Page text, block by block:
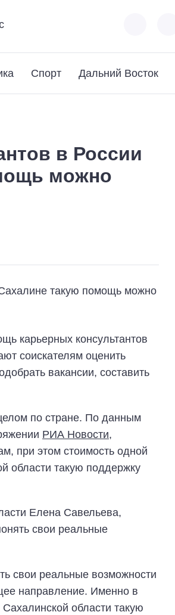
Спорт Дальний Восток
в России
можно
карьерных консультантов
соискателям оценить
вакансии, составить
по стране. По данным
РИА Новости,
при этом стоимость одной
области такую поддержку
Елена Савельева,
свои реальные
свои реальные возможности
направление. Именно в
области такую